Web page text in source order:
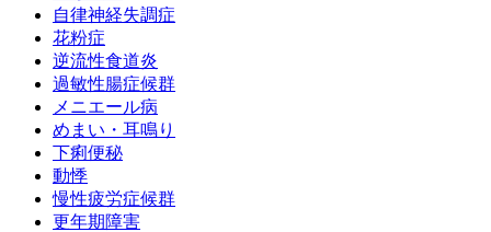
自律神経失調症
花粉症
逆流性食道炎
過敏性腸症候群
メニエール病
めまい・耳鳴り
下痢便秘
動悸
慢性疲労症候群
更年期障害